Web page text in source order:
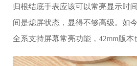
归根结底手表应该可以常亮显示时
间是熄屏状态，显得不够高级。如
全系支持屏幕常亮功能，42mm版本